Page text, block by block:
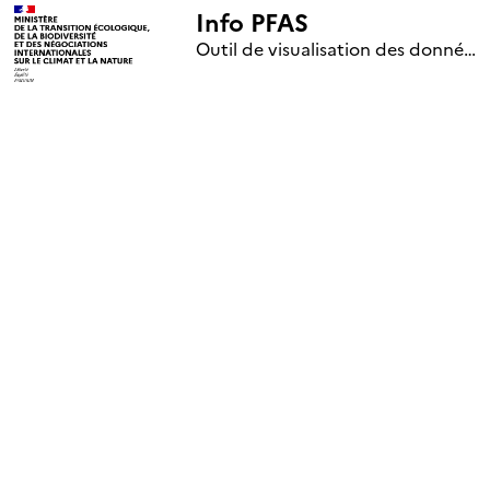
Info PFAS
Outil de visualisation des données nationales de surveillance des substances PFAS (mise à jour le 1er jour de chaque mois)
+
–